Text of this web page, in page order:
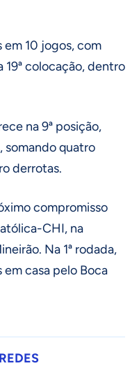
10 jogos, com
19ª colocação, dentro
na 9ª posição,
somando quatro
derrotas.
compromisso
CHI, na
Na 1ª rodada,
casa pelo Boca